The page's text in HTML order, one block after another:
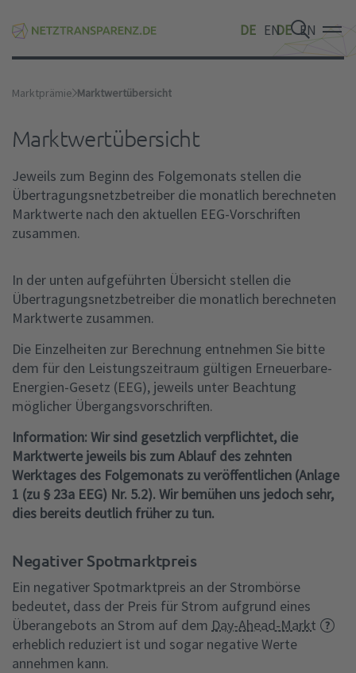
DE EN
DE EN
DE EN
Marktprämie Marktwertübersicht
Marktwertübersicht
Jeweils zum Beginn des Folgemonats stellen die
Übertragungsnetzbetreiber die monatlich berechneten
Marktwerte nach den aktuellen EEG-Vorschriften
zusammen.
In der unten aufgeführten Übersicht stellen die
Übertragungsnetzbetreiber die monatlich berechneten
Marktwerte zusammen.
Die Einzelheiten zur Berechnung entnehmen Sie bitte
dem für den Leistungszeitraum gültigen Erneuerbare-
Energien-Gesetz (EEG), jeweils unter Beachtung
möglicher Übergangsvorschriften.
Information: Wir sind gesetzlich verpflichtet, die
Marktwerte jeweils bis zum Ablauf des zehnten
Werktages des Folgemonats zu veröffentlichen (Anlage
1 (zu § 23a EEG) Nr. 5.2). Wir bemühen uns jedoch sehr,
dies bereits deutlich früher zu tun.
Negativer Spotmarktpreis
Ein negativer Spotmarktpreis an der Strombörse
bedeutet, dass der Preis für Strom aufgrund eines
Überangebots an Strom auf dem Day-Ahead-Markt
erheblich reduziert ist und sogar negative Werte
annehmen kann.